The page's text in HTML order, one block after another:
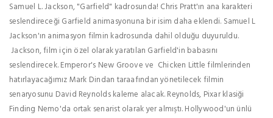
Samuel L. Jackson, "Garfield" kadrosunda! Chris Pratt'ın ana karakteri
seslendireceği Garfield animasyonuna bir isim daha eklendi. Samuel L
Jackson'ın animasyon filmin kadrosunda dahil olduğu duyuruldu.
Jackson, film için özel olarak yaratılan Garfield'in babasını
seslendirecek. Emperor's New Groove ve Chicken Little filmlerinden
hatırlayacağımız Mark Dindan taraafından yönetilecek filmin
senaryosunu David Reynolds kaleme alacak. Reynolds, Pixar klasiği
Finding Nemo'da ortak senarist olarak yer almıştı. Hollywood'un ünlü